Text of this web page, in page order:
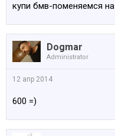
купи бмв-поменяемся
Dogmar
Administrator
12 апр 2014
600 =)